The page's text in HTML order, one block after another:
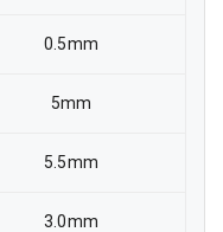
0.5mm
5mm
5.5mm
3.0mm